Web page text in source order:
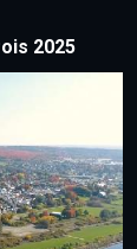
2025